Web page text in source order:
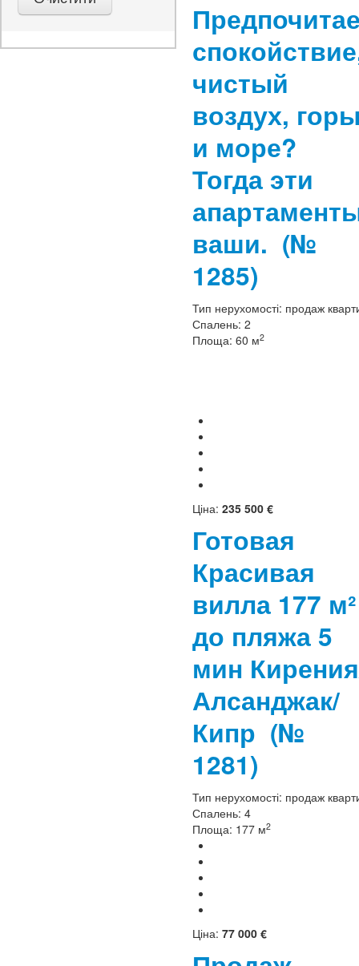
чистый
воздух,
и море?
Тогда эти
ваши. (№
1285)
Тип нерухомості: продаж
Спалень: 2
Площа: 60 м2
Ціна: 235 500 €
Готовая
Красивая
вилла 177 м²
до пляжа 5
мин
Алсанджак/
Кипр (№
1281)
Тип нерухомості: продаж
Спалень: 4
Площа: 177 м2
Ціна: 77 000 €